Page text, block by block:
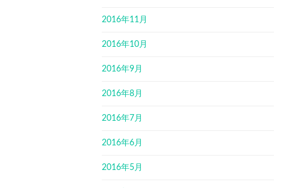
2016年11月
2016年10月
2016年9月
2016年8月
2016年7月
2016年6月
2016年5月